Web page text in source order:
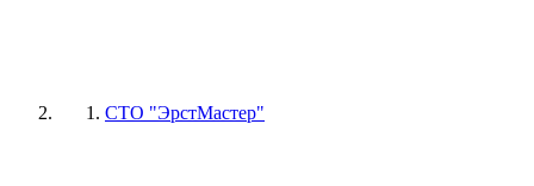
СТО "ЭрстМастер"